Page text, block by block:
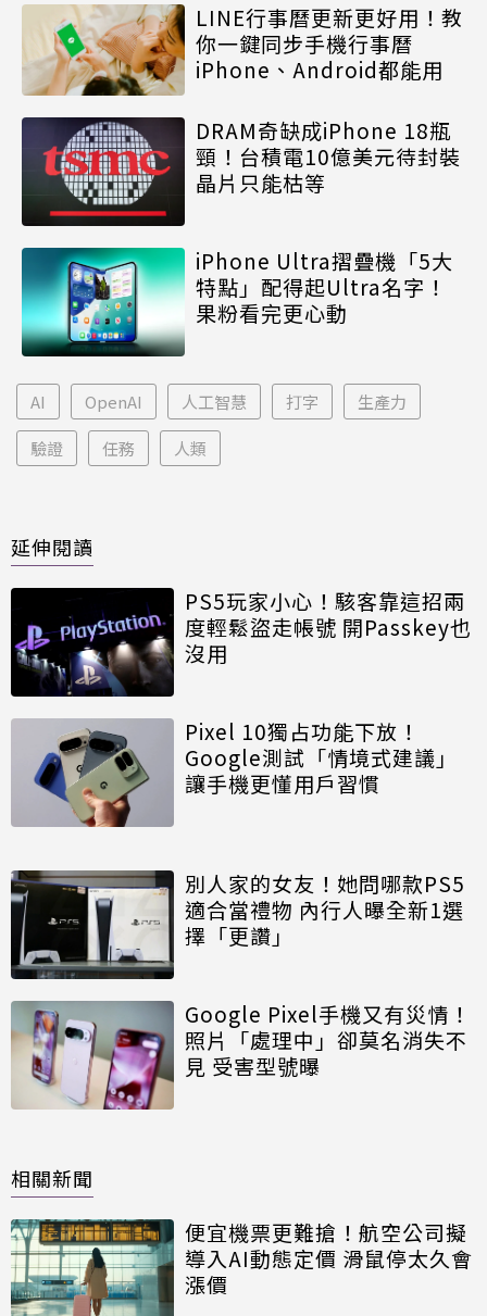
LINE行事曆更新更好用！教
你一鍵同步手機行事曆
iPhone、Android都能用
DRAM奇缺成iPhone 18瓶
頸！台積電10億美元待封裝
晶片只能枯等
iPhone Ultra摺疊機「5大
特點」配得起Ultra名字！
果粉看完更心動
AI OpenAI 人工智慧 打字 生產力
驗證 任務 人類
延伸閱讀
PS5玩家小心！駭客靠這招兩
度輕鬆盜走帳號 開Passkey也
沒用
Pixel 10獨占功能下放！
Google測試「情境式建議」
讓手機更懂用戶習慣
別人家的女友！她問哪款PS5
適合當禮物 內行人曝全新1選
擇「更讚」
Google Pixel手機又有災情！
照片「處理中」卻莫名消失不
見 受害型號曝
相關新聞
便宜機票更難搶！航空公司擬
導入AI動態定價 滑鼠停太久會
漲價